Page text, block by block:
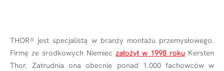
THOR® jest specjalistą w branży montażu przemysłowego.
Firmę ze środkowych Niemiec założył w 1998 roku Kersten
Thor. Zatrudnia ona obecnie ponad 1.000 fachowców w